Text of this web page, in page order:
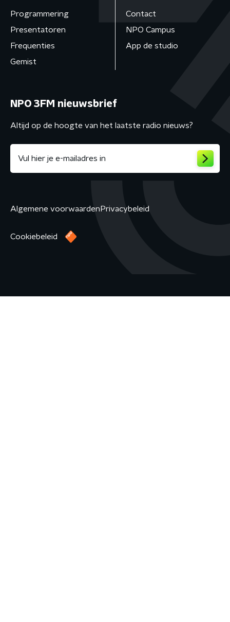
Programmering
Presentatoren
Frequenties
Gemist
Contact
NPO Campus
App de studio
NPO 3FM nieuwsbrief
Altijd op de hoogte van het laatste radio nieuws?
Algemene voorwaarden Privacybeleid
Cookiebeleid